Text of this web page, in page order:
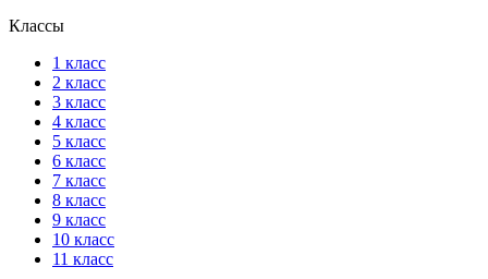
Классы
1 класс
2 класс
3 класс
4 класс
5 класс
6 класс
7 класс
8 класс
9 класс
10 класс
11 класс